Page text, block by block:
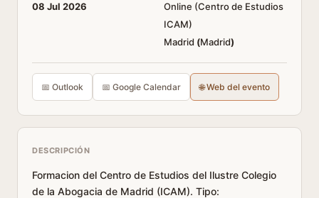
08 Jul 2026
Online (Centro de Estudios
ICAM)
Madrid (Madrid)
📅 Outlook 📅 Google Calendar 🌐 Web del evento
DESCRIPCIÓN
Formacion del Centro de Estudios del Ilustre Colegio
de la Abogacia de Madrid (ICAM). Tipo: